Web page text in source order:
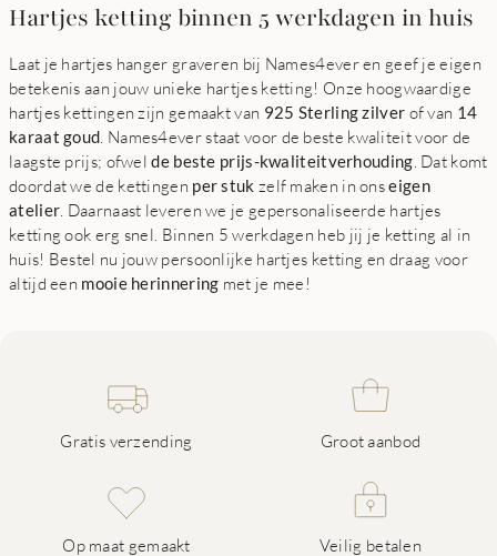
Hartjes ketting binnen 5 werkdagen in huis
Laat je hartjes hanger graveren bij Names4ever en geef je eigen
betekenis aan jouw unieke hartjes ketting! Onze hoogwaardige
hartjes kettingen zijn gemaakt van 925 Sterling zilver of van 14
karaat goud . Names4ever staat voor de beste kwaliteit voor de
laagste prijs; ofwelde beste prijs-kwaliteitverhouding . Dat komt
doordat we de kettingen per stuk zelf maken in onseigen
atelier . Daarnaast leveren we je gepersonaliseerde hartjes
ketting ook erg snel. Binnen 5 werkdagen heb jij je ketting al in
huis! Bestel nu jouw persoonlijke hartjes ketting en draag voor
altijd een mooie herinnering met je mee!
Gratis verzending Groot aanbod
Op maat gemaakt Veilig betalen